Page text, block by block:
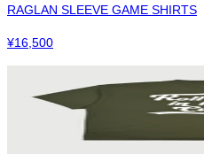
RAGLAN SLEEVE GAME SHIRTS
¥16,500